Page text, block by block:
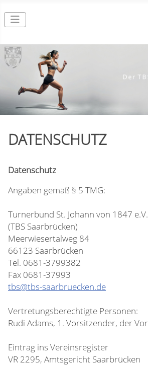
DATENSCHUTZ
Datenschutz
Angaben gemäß § 5 TMG:
Turnerbund St. Johann von 1847
(TBS Saarbrücken)
Meerwiesertalweg 84
66123 Saarbrücken
Tel. 0681-3799382
Fax 0681-37993
tbs@tbs-saarbruecken.de
Vertretungsberechtigte Personen:
Rudi Adams, 1. Vorsitzender, der
Eintrag ins Vereinsregister
VR 2295, Amtsgericht Saarbrücken